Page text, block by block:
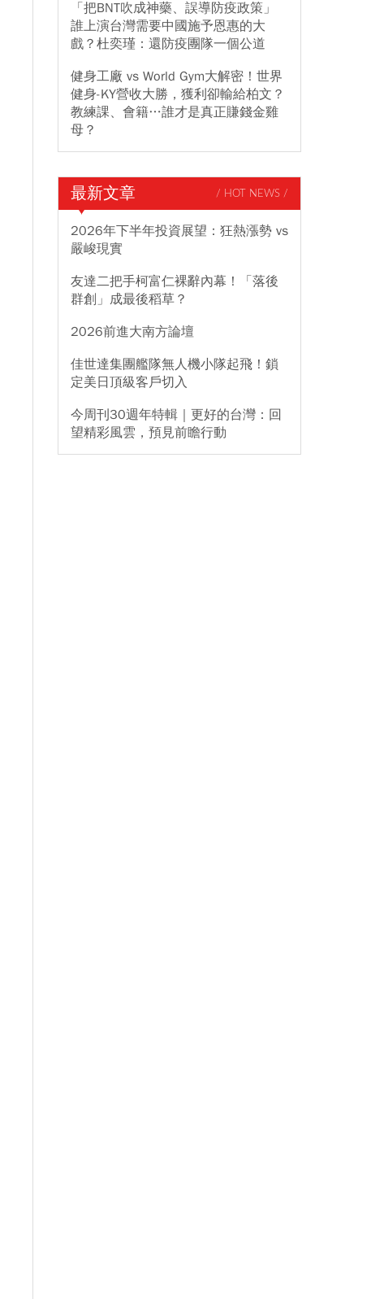
「把BNT吹成神藥、誤導防疫政策」
誰上演台灣需要中國施予恩惠的大
戲？杜奕瑾：還防疫團隊一個公道
健身工廠 vs World Gym大解密！世界
健身-KY營收大勝，獲利卻輸給柏文？
教練課、會籍…誰才是真正賺錢金雞
母？
最新文章 / HOT NEWS /
2026年下半年投資展望：狂熱漲勢 vs
嚴峻現實
友達二把手柯富仁裸辭內幕！「落後
群創」成最後稻草？
2026前進大南方論壇
佳世達集團艦隊無人機小隊起飛！鎖
定美日頂級客戶切入
今周刊30週年特輯｜更好的台灣：回
望精彩風雲，預見前瞻行動